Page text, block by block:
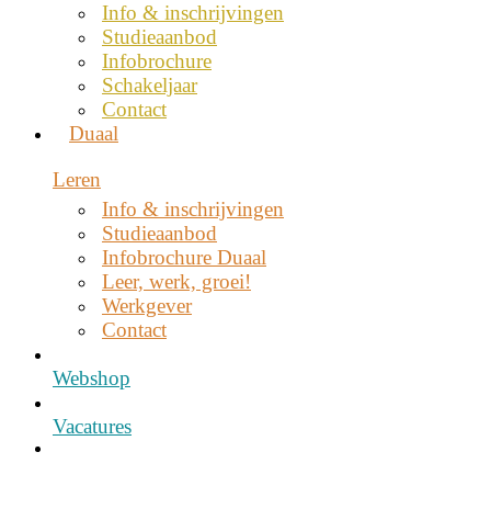
Info & inschrijvingen
Studieaanbod
Infobrochure
Schakeljaar
Contact
Duaal
Leren
Info & inschrijvingen
Studieaanbod
Infobrochure Duaal
Leer, werk, groei!
Werkgever
Contact
Webshop
Vacatures